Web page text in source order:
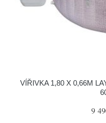
VÍŘIVKA 1,80 X 0,66M
9